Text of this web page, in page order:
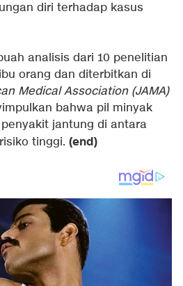
diri terhadap kasus
analisis dari 10 penelitian
orang dan diterbitkan di
Medical Association (JAMA)
bahwa pil minyak
jantung di antara
tinggi. (end)